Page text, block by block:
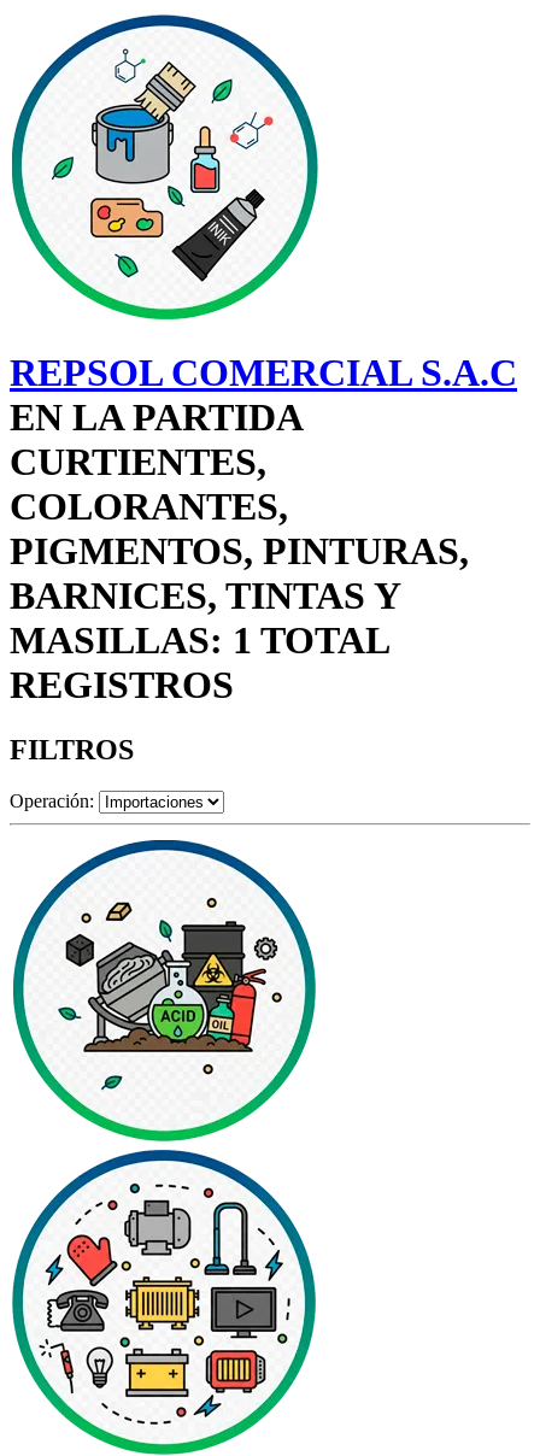
REPSOL COMERCIAL S.A.C
EN LA PARTIDA
CURTIENTES,
COLORANTES,
PIGMENTOS, PINTURAS,
BARNICES, TINTAS Y
MASILLAS: 1 TOTAL
REGISTROS
FILTROS
Operación: